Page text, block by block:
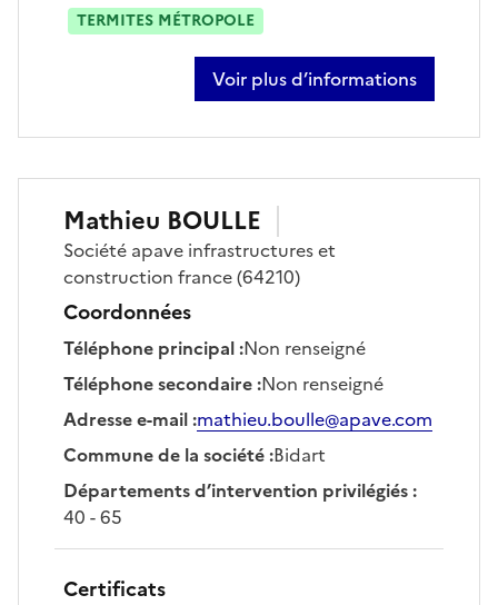
TERMITES MÉTROPOLE
Voir plus d’informations
sur yannick zubizarreta
Mathieu BOULLE
Société apave infrastructures et
construction france(64210)
Coordonnées
Téléphone principal:Non renseigné
Téléphone secondaire:Non renseigné
Adresse e-mail:mathieu.boulle@apave.com
Commune de la société:Bidart
Départements d’intervention privilégiés:
40 - 65
Certificats